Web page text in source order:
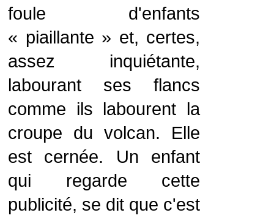
foule d'enfants
« piaillante » et, certes,
assez inquiétante,
labourant ses flancs
comme ils labourent la
croupe du volcan. Elle
est cernée. Un enfant
qui regarde cette
publicité, se dit que c'est